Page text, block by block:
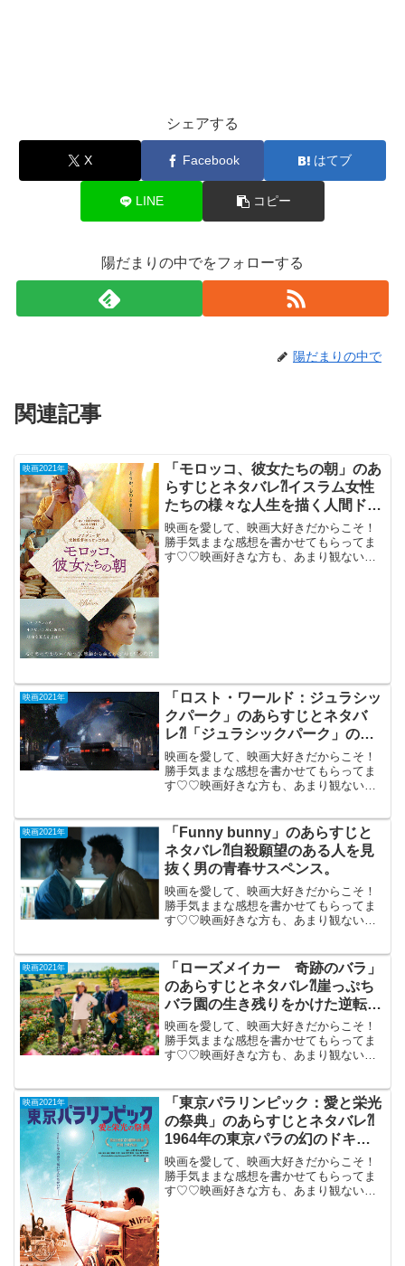
シェアする
X Facebook はてブ
LINE コピー
陽だまりの中でをフォローする
陽だまりの中で
関連記事
映画2021年
「モロッコ、彼女たちの朝」のあ
らすじとネタバレ⁈イスラム女性
たちの様々な人生を描く人間ドラ
マ。
映画を愛して、映画大好きだからこそ！
勝手気ままな感想を書かせてもらってま
す♡♡映画好きな方も、あまり観ない方
映画2021年
「ロスト・ワールド：ジュラシッ
クパーク」のあらすじとネタバ
レ⁈「ジュラシックパーク」の続
編恐竜パニック。
映画を愛して、映画大好きだからこそ！
勝手気ままな感想を書かせてもらってま
す♡♡映画好きな方も、あまり観ない方
年7月12日公開（129分）大ヒット作「ジ
ュラ...
映画2021年
「Funny bunny」のあらすじと
ネタバレ⁈自殺願望のある人を見
抜く男の青春サスペンス。
映画を愛して、映画大好きだからこそ！
勝手気ままな感想を書かせてもらってま
す♡♡映画好きな方も、あまり観ない方
ある人を見抜く男の青春サスペンス...
映画2021年
「ローズメイカー 奇跡のバラ」
のあらすじとネタバレ⁈崖っぷち
バラ園の生き残りをかけた逆転ド
ラマ。
映画を愛して、映画大好きだからこそ！
勝手気ままな感想を書かせてもらってま
す♡♡映画好きな方も、あまり観ない方
日公開（96分）倒産崖っぷちのバラ園の
生き残り...
映画2021年
「東京パラリンピック：愛と栄光
の祭典」のあらすじとネタバレ⁈
1964年の東京パラの幻のドキュ
メンタリー。
映画を愛して、映画大好きだからこそ！
勝手気ままな感想を書かせてもらってま
す♡♡映画好きな方も、あまり観ない方